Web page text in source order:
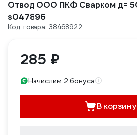
Отвод ООО ПКФ Сварком д=
s047896
Код товара: 38468922
285 ₽
Начислим 2 бонуса
В корзину